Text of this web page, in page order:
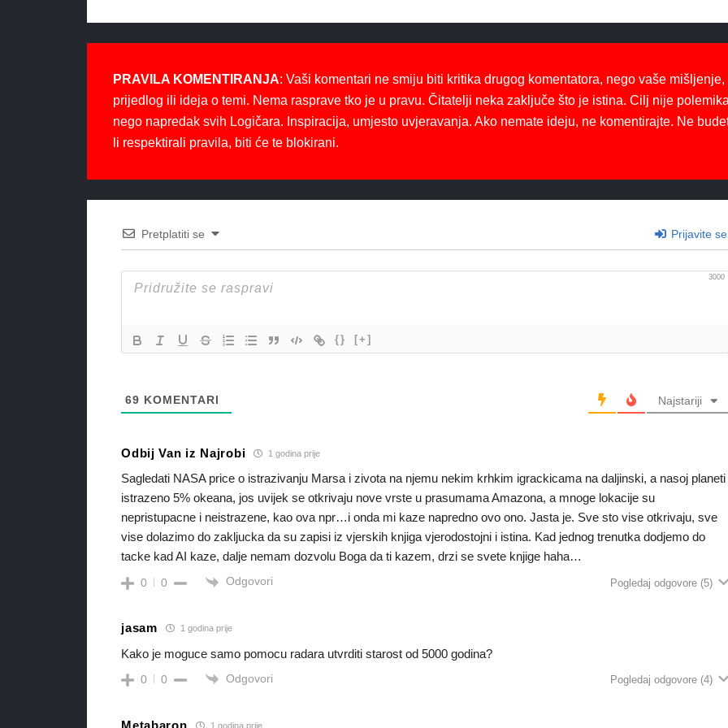
PRAVILA KOMENTIRANJA: Vaši komentari ne smiju biti kritika drugog komentatora, nego vaše mišljenje,
prijedlog ili ideja o temi. Nema rasprave tko je u pravu. Čitatelji neka zaključe što je istina. Cilj nije
nego napredak svih Logičara. Inspiracija, umjesto uvjeravanja. Ako nemate ideju, ne komentirajte. Ne
li respektirali pravila, biti će te blokirani.
Pretplatiti se Prijavite se
3000
{} [+]
69 KOMENTARI Najstariji
Odbij Van iz Najrobi 1 godina prije
Sagledati NASA price o istrazivanju Marsa i zivota na njemu nekim krhkim igrackicama na daljinski, a nasoj planeti
istrazeno 5% okeana, jos uvijek se otkrivaju nove vrste u prasumama Amazona, a mnoge lokacije su
nepristupacne i neistrazene, kao ova npr…i onda mi kaze napredno ovo ono. Jasta je. Sve sto vise otkrivaju, sve
vise dolazimo do zakljucka da su zapisi iz vjerskih knjiga vjerodostojni i istina. Kad jednog trenutka dodjemo do
tacke kad AI kaze, dalje nemam dozvolu Boga da ti kazem, drzi se svete knjige haha…
0 0 Odgovori Pogledaj odgovore (5)
jasam 1 godina prije
Kako je moguce samo pomocu radara utvrditi starost od 5000 godina?
0 0 Odgovori Pogledaj odgovore (4)
Metabaron 1 godina prije